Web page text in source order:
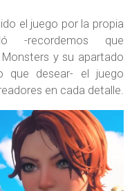
el juego por la propia
-recordemos que
y su apartado
que desear- el juego
en cada detalle.